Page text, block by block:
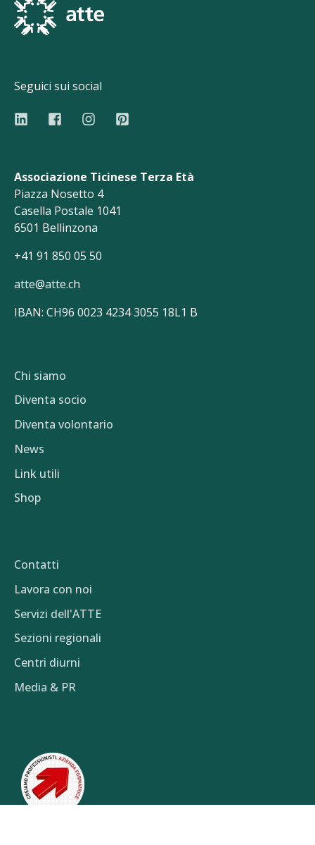
Seguici sui social
Associazione Ticinese Terza Età
Piazza Nosetto 4
Casella Postale 1041
6501 Bellinzona
+41 91 850 05 50
atte@atte.ch
IBAN: CH96 0023 4234 3055 18L1 B
Chi siamo
Diventa socio
Diventa volontario
News
Link utili
Shop
Contatti
Lavora con noi
Servizi dell'ATTE
Sezioni regionali
Centri diurni
Media & PR